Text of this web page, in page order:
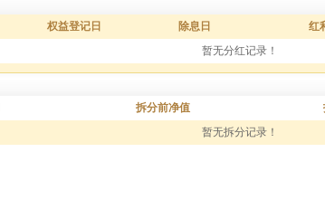
权益登记日 除息日 红
暂无分红记录！
拆分前净值
暂无拆分记录！